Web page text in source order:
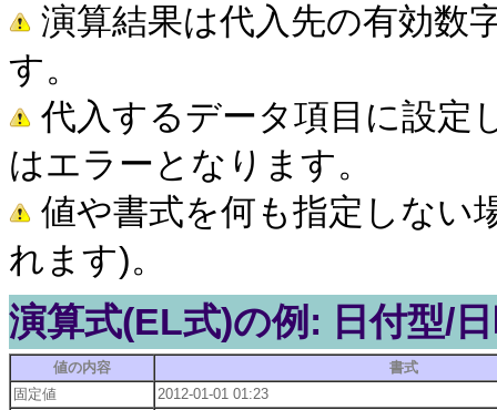
演算結果は代入先の有効数
す。
代入するデータ項目に設定
はエラーとなります。
値や書式を何も指定しない
れます)。
演算式(EL式)の例: 日付型/
値の内容
書式
固定値
2012-01-01 01:23